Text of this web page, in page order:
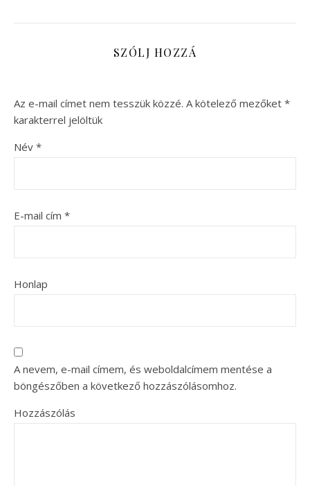
SZÓLJ HOZZÁ
Az e-mail címet nem tesszük közzé. A kötelező mezőket *
karakterrel jelöltük
Név *
E-mail cím *
Honlap
A nevem, e-mail címem, és weboldalcímem mentése a
böngészőben a következő hozzászólásomhoz.
Hozzászólás